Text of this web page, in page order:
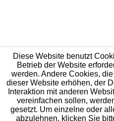
Diese Website benutzt
Betrieb der Website
werden. Andere Cookies,
dieser Website erhöhen, der
Interaktion mit anderen
vereinfachen sollen,
gesetzt. Um einzelne oder
abzulehnen, klicken Sie